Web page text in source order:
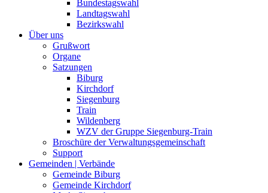
Bundestagswahl
Landtagswahl
Bezirkswahl
Über uns
Grußwort
Organe
Satzungen
Biburg
Kirchdorf
Siegenburg
Train
Wildenberg
WZV der Gruppe Siegenburg-Train
Broschüre der Verwaltungsgemeinschaft
Support
Gemeinden | Verbände
Gemeinde Biburg
Gemeinde Kirchdorf